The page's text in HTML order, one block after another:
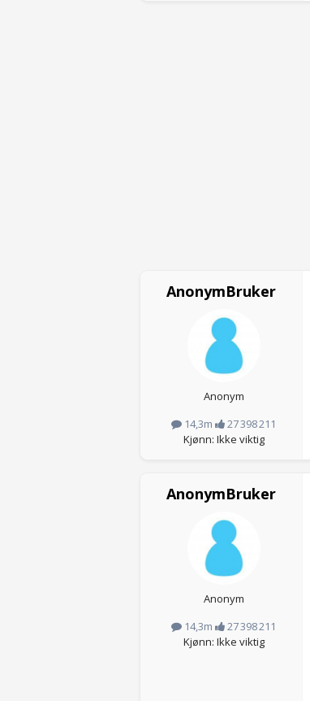
AnonymBruker
Anonym
14,3m
27 398 211
Kjønn: Ikke viktig
AnonymBruker
Anonym
14,3m
27 398 211
Kjønn: Ikke viktig